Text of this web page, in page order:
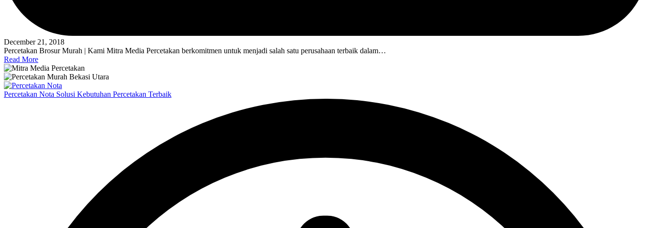
December 21, 2018
Percetakan Brosur Murah | Kami Mitra Media Percetakan berkomitmen untuk menjadi salah satu perusahaan terbaik dalam…
Read More
Percetakan Nota Solusi Kebutuhan Percetakan Terbaik